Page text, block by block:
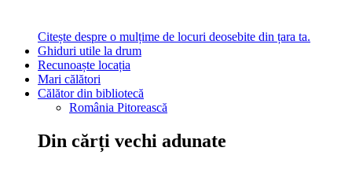
Citește despre o mulțime de locuri deosebite din țara ta.
Ghiduri utile la drum
Recunoaște locația
Mari călători
Călător din bibliotecă
România Pitorească
Din cărți vechi adunate